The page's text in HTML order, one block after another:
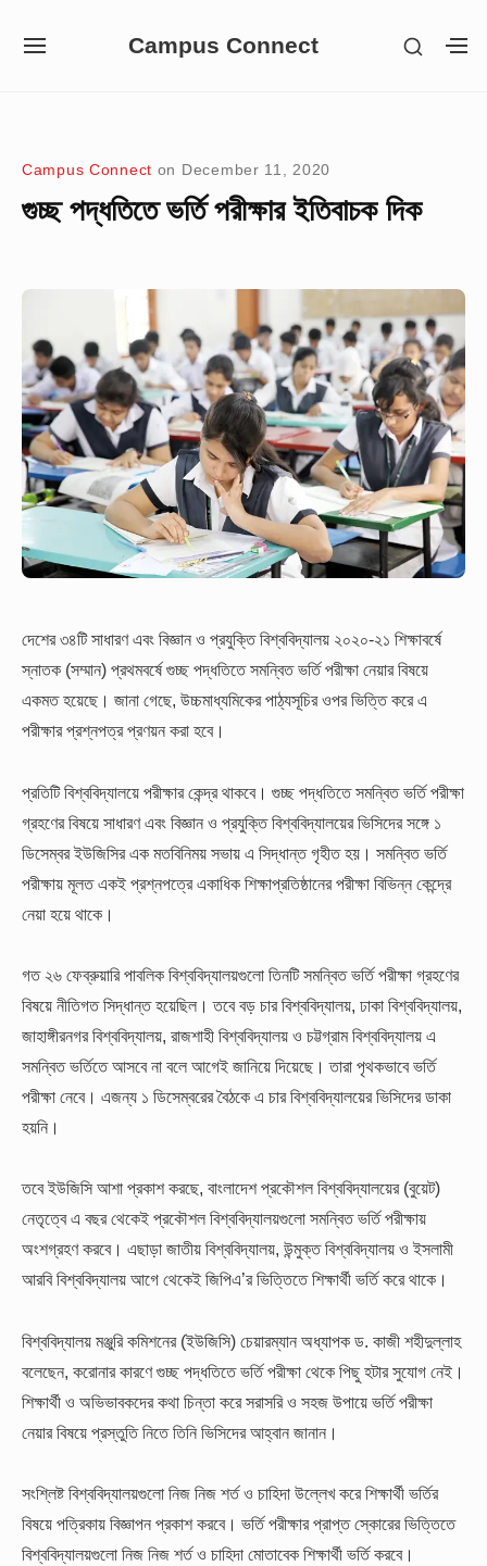
Campus Connect
SITE
SHOW
Campus Connect on December 11, 2020
গুচ্ছ পদ্ধতিতে ভর্তি পরীক্ষার ইতিবাচক দিক
দেশের ৩৪টি সাধারণ এবং বিজ্ঞান ও প্রযুক্তি বিশ্ববিদ্যালয় ২০২০-২১ শিক্ষাবর্ষে
স্নাতক (সম্মান) প্রথমবর্ষে গুচ্ছ পদ্ধতিতে সমন্বিত ভর্তি পরীক্ষা নেয়ার বিষয়ে
একমত হয়েছে। জানা গেছে, উচ্চমাধ্যমিকের পাঠ্যসূচির ওপর ভিত্তি করে এ
পরীক্ষার প্রশ্নপত্র প্রণয়ন করা হবে।
প্রতিটি বিশ্ববিদ্যালয়ে পরীক্ষার কেন্দ্র থাকবে। গুচ্ছ পদ্ধতিতে সমন্বিত ভর্তি পরীক্ষা
গ্রহণের বিষয়ে সাধারণ এবং বিজ্ঞান ও প্রযুক্তি বিশ্ববিদ্যালয়ের ভিসিদের সঙ্গে ১
ডিসেম্বর ইউজিসির এক মতবিনিময় সভায় এ সিদ্ধান্ত গৃহীত হয়। সমন্বিত ভর্তি
পরীক্ষায় মূলত একই প্রশ্নপত্রে একাধিক শিক্ষাপ্রতিষ্ঠানের পরীক্ষা বিভিন্ন কেন্দ্রে
নেয়া হয়ে থাকে।
গত ২৬ ফেব্রুয়ারি পাবলিক বিশ্ববিদ্যালয়গুলো তিনটি সমন্বিত ভর্তি পরীক্ষা গ্রহণের
বিষয়ে নীতিগত সিদ্ধান্ত হয়েছিল। তবে বড় চার বিশ্ববিদ্যালয়, ঢাকা বিশ্ববিদ্যালয়,
জাহাঙ্গীরনগর বিশ্ববিদ্যালয়, রাজশাহী বিশ্ববিদ্যালয় ও চট্টগ্রাম বিশ্ববিদ্যালয় এ
সমন্বিত ভর্তিতে আসবে না বলে আগেই জানিয়ে দিয়েছে। তারা পৃথকভাবে ভর্তি
পরীক্ষা নেবে। এজন্য ১ ডিসেম্বরের বৈঠকে এ চার বিশ্ববিদ্যালয়ের ভিসিদের ডাকা
হয়নি।
তবে ইউজিসি আশা প্রকাশ করছে, বাংলাদেশ প্রকৌশল বিশ্ববিদ্যালয়ের (বুয়েট)
নেতৃত্বে এ বছর থেকেই প্রকৌশল বিশ্ববিদ্যালয়গুলো সমন্বিত ভর্তি পরীক্ষায়
অংশগ্রহণ করবে। এছাড়া জাতীয় বিশ্ববিদ্যালয়, উন্মুক্ত বিশ্ববিদ্যালয় ও ইসলামী
আরবি বিশ্ববিদ্যালয় আগে থেকেই জিপিএ’র ভিত্তিতে শিক্ষার্থী ভর্তি করে থাকে।
বিশ্ববিদ্যালয় মঞ্জুরি কমিশনের (ইউজিসি) চেয়ারম্যান অধ্যাপক ড. কাজী শহীদুল্লাহ
বলেছেন, করোনার কারণে গুচ্ছ পদ্ধতিতে ভর্তি পরীক্ষা থেকে পিছু হটার সুযোগ নেই।
শিক্ষার্থী ও অভিভাবকদের কথা চিন্তা করে সরাসরি ও সহজ উপায়ে ভর্তি পরীক্ষা
নেয়ার বিষয়ে প্রস্তুতি নিতে তিনি ভিসিদের আহ্বান জানান।
সংশ্লিষ্ট বিশ্ববিদ্যালয়গুলো নিজ নিজ শর্ত ও চাহিদা উল্লেখ করে শিক্ষার্থী ভর্তির
বিষয়ে পত্রিকায় বিজ্ঞাপন প্রকাশ করবে। ভর্তি পরীক্ষার প্রাপ্ত স্কোরের ভিত্তিতে
বিশ্ববিদ্যালয়গুলো নিজ নিজ শর্ত ও চাহিদা মোতাবেক শিক্ষার্থী ভর্তি করবে।